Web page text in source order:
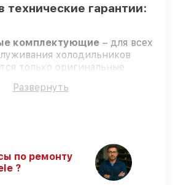
технические гарантии:
комплектующие – для всех
холодильников
только оригинальные
– мастера проходят
– обслуживание с
сопровождением.
Развернуть
по ремонту
?